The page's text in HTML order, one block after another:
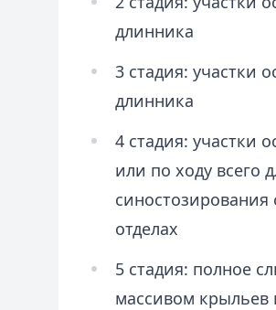
длинника
3 стадия: участки
длинника
4 стадия: участки
или по ходу всего
отделах
5 стадия: полное
массивом крыльев